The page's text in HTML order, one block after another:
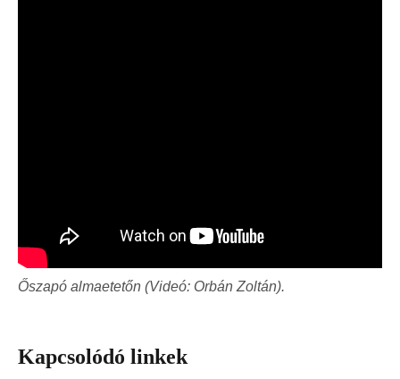
Őszapó almaetetőn (Videó: Orbán Zoltán).
Kapcsolódó linkek